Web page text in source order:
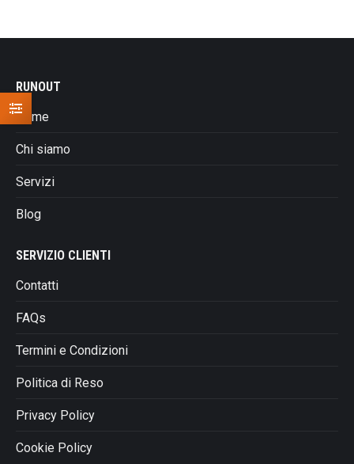
RUNOUT
Home
Chi siamo
Servizi
Blog
SERVIZIO CLIENTI
Contatti
FAQs
Termini e Condizioni
Politica di Reso
Privacy Policy
Cookie Policy